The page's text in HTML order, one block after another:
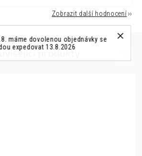
máme dovolenou objednávky se
expedovat 13.8.2026
Zobrazit další hodnocení
produkty